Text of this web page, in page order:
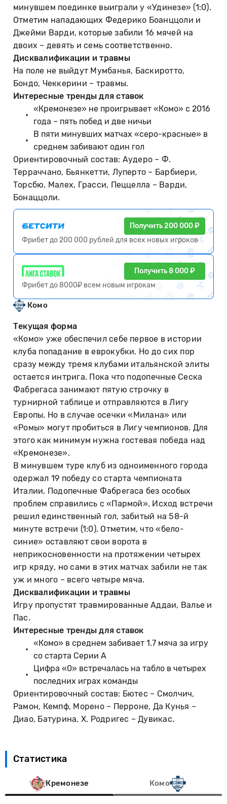
минувшем поединке выиграли у «Удинезе» (1:0).
Отметим нападающих Федерико Боанццоли и
Джейми Варди, которые забили 16 мячей на
двоих – девять и семь соответственно.
Дисквалификации и травмы
На поле не выйдут Мумбанья, Баскиротто,
Бондо, Чеккерини – травмы.
Интересные тренды для ставок
«Кремонезе» не проигрывает «Комо» с 2016
года – пять побед и две ничьи
В пяти минувших матчах «серо-красные» в
среднем забивают один гол
Ориентировочный состав: Аудеро – Ф.
Терраччано, Бьянкетти, Луперто – Барбиери,
Торсбю, Малех, Грасси, Пеццелла – Варди,
Бонаццоли.
Получить 200 000 ₽
Фрибет до 200 000 рублей для всех новых игроков
Получить 8 000 ₽
Фрибет до 8000₽ всем новым игрокам
Комо
Текущая форма
«Комо» уже обеспечил себе первое в истории
клуба попадание в еврокубки. Но до сих пор
сразу между тремя клубами итальянской элиты
остается интрига. Пока что подопечные Сеска
Фабрегаса занимают пятую строчку в
турнирной таблице и отправляются в Лигу
Европы. Но в случае осечки «Милана» или
«Ромы» могут пробиться в Лигу чемпионов. Для
этого как минимум нужна гостевая победа над
«Кремонезе».
В минувшем туре клуб из одноименного города
одержал 19 победу со старта чемпионата
Италии. Подопечные Фабрегаса без особых
проблем справились с «Пармой». Исход встречи
решил единственный гол, забитый на 58-й
минуте встречи (1:0). Отметим, что «бело-
синие» оставляют свои ворота в
неприкосновенности на протяжении четырех
игр кряду, но сами в этих матчах забили не так
уж и много – всего четыре мяча.
Дисквалификации и травмы
Игру пропустят травмированные Аддаи, Валье и
Пас.
Интересные тренды для ставок
«Комо» в среднем забивает 1.7 мяча за игру
со старта Серии А
Цифра «0» встречалась на табло в четырех
последних играх команды
Ориентировочный состав: Бютес – Смолчич,
Рамон, Кемпф, Морено – Перроне, Да Кунья –
Диао, Батурина, Х. Родригес – Дувикас.
Статистика
Кремонезе Комо